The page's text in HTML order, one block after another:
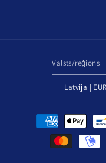
Valsts/reģions
Maksājuma
metodes